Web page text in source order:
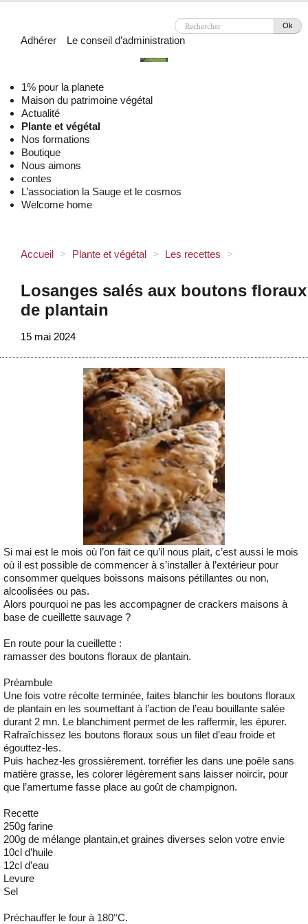
Ok
Adhérer Le conseil d’administration
1% pour la planete
Maison du patrimoine végétal
Actualité
Plante et végétal
Nos formations
Boutique
Nous aimons
contes
L’association la Sauge et le cosmos
Welcome home
Accueil > Plante et végétal > Les recettes >
Losanges salés aux boutons floraux
de plantain
15 mai 2024
Si mai est le mois où l’on fait ce qu’il nous plait, c’est aussi le mois
où il est possible de commencer à s’installer à l’extérieur pour
consommer quelques boissons maisons pétillantes ou non,
alcoolisées ou pas.
Alors pourquoi ne pas les accompagner de crackers maisons à
base de cueillette sauvage ?
En route pour la cueillette :
ramasser des boutons floraux de plantain.
Préambule
Une fois votre récolte terminée, faites blanchir les boutons floraux
de plantain en les soumettant à l’action de l’eau bouillante salée
durant 2 mn. Le blanchiment permet de les raffermir, les épurer.
Rafraîchissez les boutons floraux sous un filet d’eau froide et
égouttez-les.
Puis hachez-les grossièrement. torréfier les dans une poêle sans
matière grasse, les colorer légèrement sans laisser noircir, pour
que l’amertume fasse place au goût de champignon.
Recette
250g farine
200g de mélange plantain,et graines diverses selon votre envie
10cl d’huile
12cl d’eau
Levure
Sel
Préchauffer le four à 180°C.